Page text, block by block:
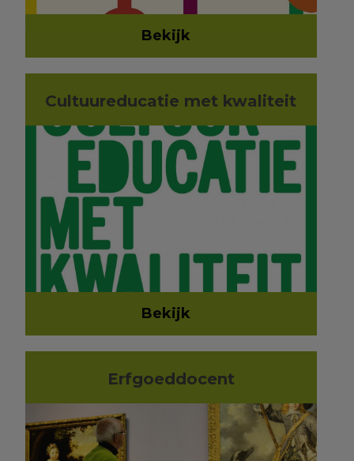
Bekijk
Cultuureducatie met kwaliteit
Bekijk
Erfgoeddocent